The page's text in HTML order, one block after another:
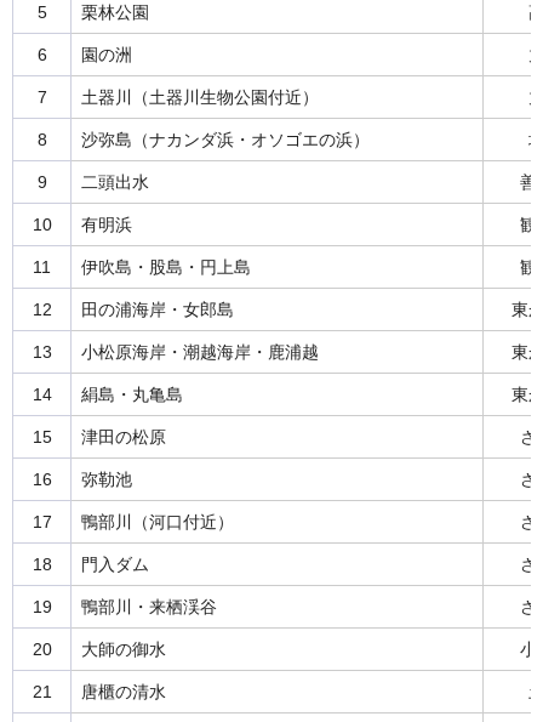
5 栗林公園
6 園の洲
7 土器川（土器川生物公園付近）
8 沙弥島（ナカンダ浜・オソゴエの浜）
9 二頭出水 善
10 有明浜 観
11 伊吹島・股島・円上島 観
12 田の浦海岸・女郎島 東
13 小松原海岸・潮越海岸・鹿浦越 東
14 絹島・丸亀島 東
15 津田の松原 さ
16 弥勒池 さ
17 鴨部川（河口付近） さ
18 門入ダム さ
19 鴨部川・来栖渓谷 さ
20 大師の御水 小
21 唐櫃の清水